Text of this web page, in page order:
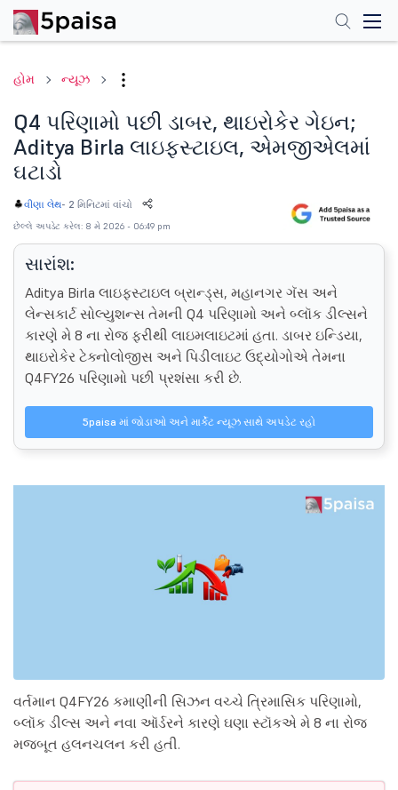
હોમ ન્યૂઝ
Q4 પરિણામો પછી ડાબર, થાઇરોકેર ગેઇન;
Aditya Birla લાઇફસ્ટાઇલ, એમજીએલમાં
ઘટાડો
વીણા લેથ- 2 મિનિટમાં વાંચો
છેલ્લે અપડેટ કરેલ: 8 મે 2026 - 06:49 pm
સારાંશ:
Aditya Birla લાઇફસ્ટાઇલ બ્રાન્ડ્સ, મહાનગર ગૅસ અને
લેન્સકાર્ટ સોલ્યુશન્સ તેમની Q4 પરિણામો અને બ્લૉક ડીલ્સને
કારણે મે 8 ના રોજ ફરીથી લાઇમલાઇટમાં હતા. ડાબર ઇન્ડિયા,
થાઇરોકેર ટેક્નોલોજીસ અને પિડીલાઇટ ઉદ્યોગોએ તેમના
Q4FY26 પરિણામો પછી પ્રશંસા કરી છે.
5paisa માં જોડાઓ અને માર્કેટ ન્યૂઝ સાથે અપડેટ રહો
વર્તમાન Q4FY26 કમાણીની સિઝન વચ્ચે ત્રિમાસિક પરિણામો,
બ્લૉક ડીલ્સ અને નવા ઑર્ડરને કારણે ઘણા સ્ટૉકએ મે 8 ના રોજ
મજબૂત હલનચલન કરી હતી.